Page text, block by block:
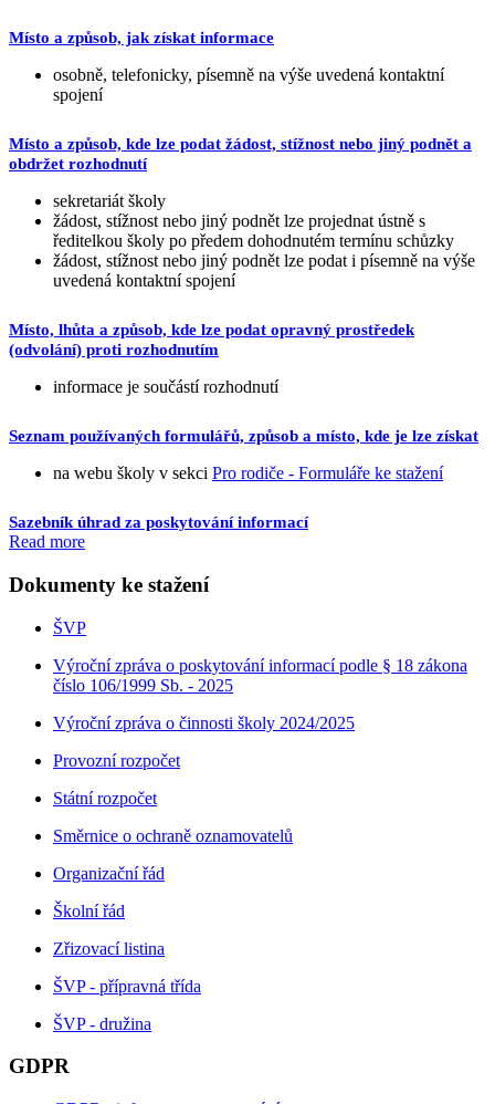
Místo a způsob, jak získat informace
osobně, telefonicky, písemně na výše uvedená kontaktní
spojení
Místo a způsob, kde lze podat žádost, stížnost nebo jiný podnět a
obdržet rozhodnutí
sekretariát školy
žádost, stížnost nebo jiný podnět lze projednat ústně s
ředitelkou školy po předem dohodnutém termínu schůzky
žádost, stížnost nebo jiný podnět lze podat i písemně na výše
uvedená kontaktní spojení
Místo, lhůta a způsob, kde lze podat opravný prostředek
(odvolání) proti rozhodnutím
informace je součástí rozhodnutí
Seznam používaných formulářů, způsob a místo, kde je lze získat
na webu školy v sekci Pro rodiče - Formuláře ke stažení
Sazebník úhrad za poskytování informací
Read more
Dokumenty ke stažení
ŠVP
Výroční zpráva o poskytování informací podle § 18 zákona
číslo 106/1999 Sb. - 2025
Výroční zpráva o činnosti školy 2024/2025
Provozní rozpočet
Státní rozpočet
Směrnice o ochraně oznamovatelů
Organizační řád
Školní řád
Zřizovací listina
ŠVP - přípravná třída
ŠVP - družina
GDPR